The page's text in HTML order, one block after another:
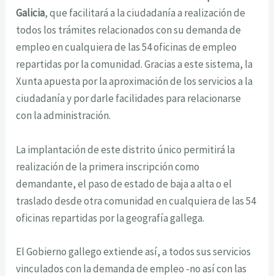
Galicia, que facilitará a la ciudadanía a realización de
todos los trámites relacionados con su demanda de
empleo en cualquiera de las 54 oficinas de empleo
repartidas por la comunidad. Gracias a este sistema, la
Xunta apuesta por la aproximación de los servicios a la
ciudadanía y por darle facilidades para relacionarse
con la administración.
La implantación de este distrito único permitirá la
realización de la primera inscripción como
demandante, el paso de estado de baja a alta o el
traslado desde otra comunidad en cualquiera de las 54
oficinas repartidas por la geografía gallega.
El Gobierno gallego extiende así, a todos sus servicios
vinculados con la demanda de empleo -no así con las